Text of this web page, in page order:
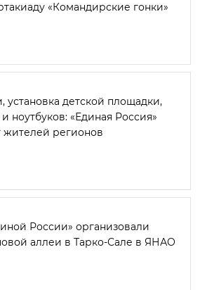
«Командирские гонки»
установка детской площадки,
ноутбуков: «Единая Россия»
регионов
России» организовали
аллеи в Тарко-Сале в ЯНАО